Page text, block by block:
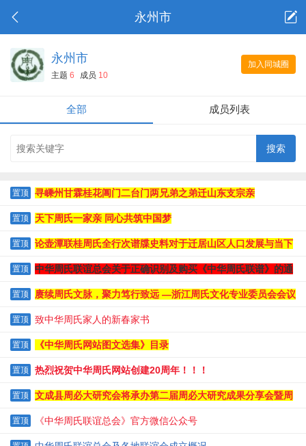
永州市
加入同城圈
永州市
主题 6 成员 10
全部 成员列表
置顶 寻嵊州甘霖桂花阊门二台门两兄弟之弟迁山东支宗亲
置顶 天下周氏一家亲 同心共筑中国梦
置顶 论壶潭联桂周氏全行次谱牒史料对于迁居山区人口发展与当下
人口下滑危机的独特文史价值
置顶 中华周氏联谊总会关于正确识别及购买《中华周氏联谱》的通
知
置顶 赓续周氏文脉，聚力笃行致远 —浙江周氏文化专业委员会会议
纪实
置顶 致中华周氏家人的新春家书
置顶 《中华周氏网站图文选集》目录
置顶 热烈祝贺中华周氏网站创建20周年！！！
置顶 文成县周必大研究会将承办第二届周必大研究成果分享会暨周
必大逝辰820周年纪念大会
置顶 《中华周氏联谊总会》官方微信公众号